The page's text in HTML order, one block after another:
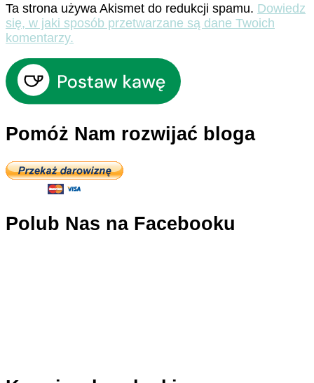
Ta strona używa Akismet do redukcji spamu. Dowiedz
się, w jaki sposób przetwarzane są dane Twoich
komentarzy.
Pomóż Nam rozwijać bloga
Polub Nas na Facebooku